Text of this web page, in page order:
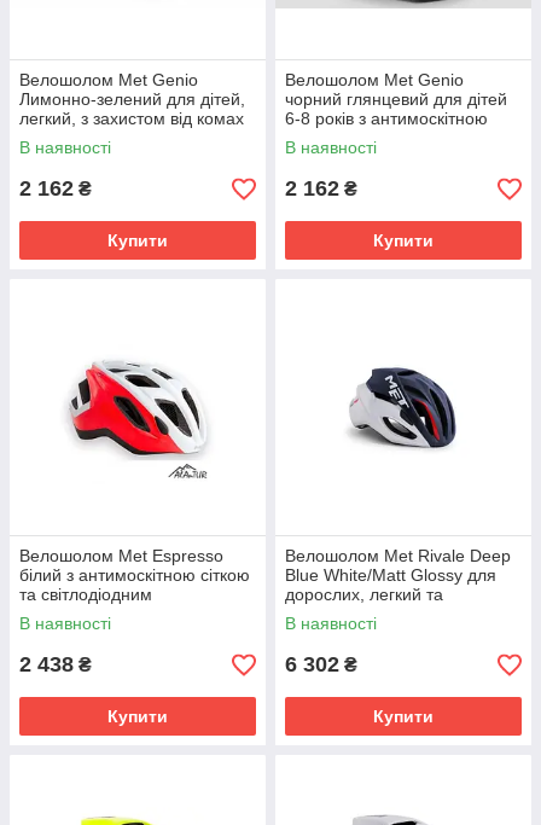
Велошолом Met Genio
Лимонно-зелений для дітей,
легкий, з захистом від комах
та мигалкою
В наявності
2 162 ₴
Купити
Велошолом Met Genio
чорний глянцевий для дітей
6-8 років з антимоскітною
сіткою та візором
В наявності
2 162 ₴
Купити
Велошолом Met Espresso
білий з антимоскітною сіткою
та світлодіодним
підсвічуванням для дорослих
В наявності
2 438 ₴
Купити
Велошолом Met Rivale Deep
Blue White/Matt Glossy для
дорослих, легкий та
аеродинамічний.
В наявності
6 302 ₴
Купити